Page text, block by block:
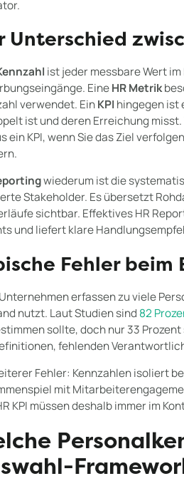
Unterschied
ist jeder messbare Wert
EineHR Metrik
verwendet. EinKPI hingegen ist
ist und deren Erreichung
ein KPI, wenn Sie das Ziel
wiederum ist die
Stakeholder. Es übersetzt
sichtbar. Effektives HR
und liefert klare
Fehler beim
erfassen zu viele
nutzt. Laut Studien sind 82
sollte, doch nur 33
fehlenden
Fehler: Kennzahlen isoliert
mit
KPI müssen deshalb immer im